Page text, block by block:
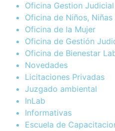
Oficina Gestion Judicial
Oficina de Niños,
Oficina de la Mujer
Oficina de Gestión
Oficina de Bienestar
Novedades
Licitaciones Privadas
Juzgado ambiental
InLab
Informativas
Escuela de